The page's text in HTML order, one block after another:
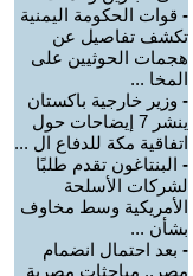
- قوات الحكومة اليمنية
تكشف تفاصيل عن
هجمات الحوثيين على
المخا ...
- وزير خارجية باكستان
ينشر 7 إيضاحات حول
اتفاقية مكة للدفاع ال ...
- البنتاغون تقدم طلبًا
لشركات الأسلحة
الأمريكية وسط مخاوف
بشأن ...
- بعد احتمال انضمام
مصر.. مباحثات مصرية